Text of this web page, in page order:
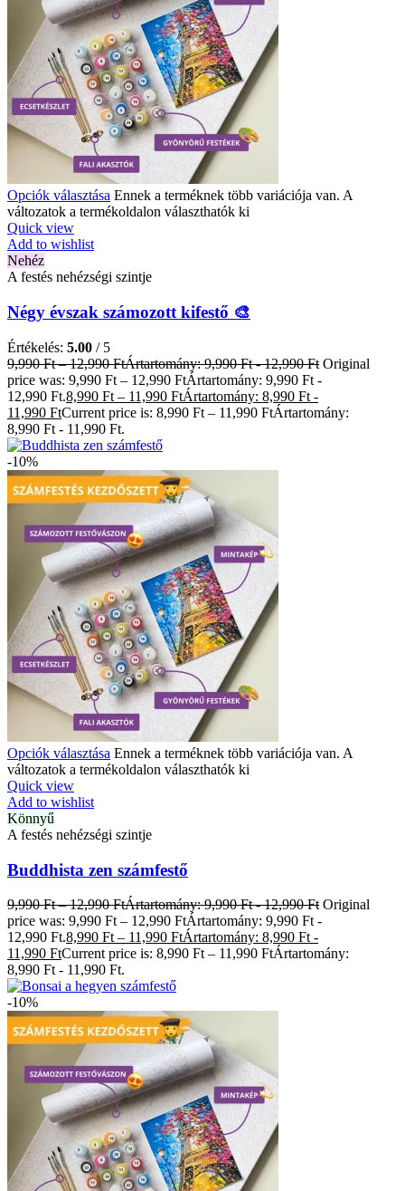
Opciók választása Ennek a terméknek több variációja van. A
változatok a termékoldalon választhatók ki
Quick view
Add to wishlist
Nehéz
A festés nehézségi szintje
Négy évszak számozott kifestő 🎨
Értékelés: 5.00 / 5
9,990Ft – 12,990FtÁrtartomány: 9,990 Ft - 12,990 Ft Original
price was: 9,990 Ft – 12,990 FtÁrtartomány: 9,990 Ft -
12,990 Ft.8,990 Ft – 11,990 FtÁrtartomány: 8,990 Ft -
11,990 FtCurrent price is: 8,990 Ft – 11,990 FtÁrtartomány:
8,990 Ft - 11,990 Ft.
-10%
Opciók választása Ennek a terméknek több variációja van. A
változatok a termékoldalon választhatók ki
Quick view
Add to wishlist
Könnyű
A festés nehézségi szintje
Buddhista zen számfestő
9,990Ft – 12,990FtÁrtartomány: 9,990 Ft - 12,990 Ft Original
price was: 9,990 Ft – 12,990 FtÁrtartomány: 9,990 Ft -
12,990 Ft.8,990 Ft – 11,990 FtÁrtartomány: 8,990 Ft -
11,990 FtCurrent price is: 8,990 Ft – 11,990 FtÁrtartomány:
8,990 Ft - 11,990 Ft.
-10%